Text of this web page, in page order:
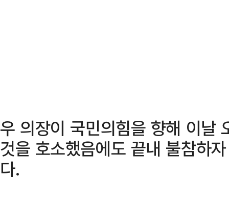
우 의장이 국민의힘을 향해 이날
것을 호소했음에도 끝내 불참하
다.